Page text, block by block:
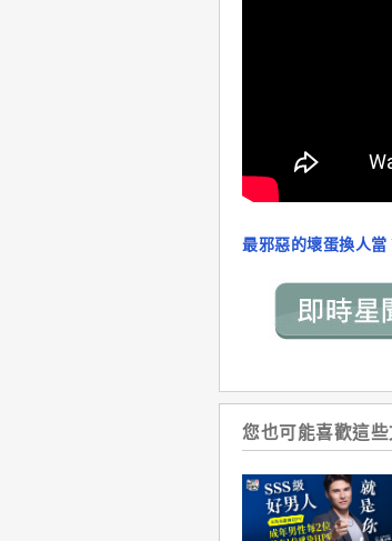
最邪惡的壞蛋換人當
您也可能喜歡這